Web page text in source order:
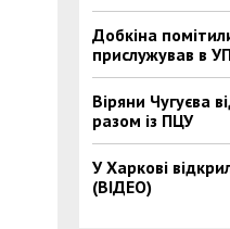
Добкіна
прислужував в
Віряни Чугуєва
разом із ПЦУ
У Харкові
(ВІДЕО)